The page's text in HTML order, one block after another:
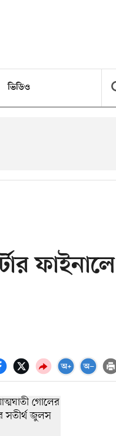
ভিডিও
ফাইনালে